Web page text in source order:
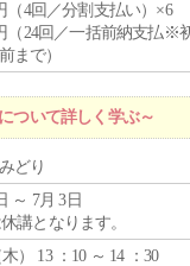
（4回／分割支払い）×6
（24回／一括前納支払※
まで）
ついて詳しく学ぶ～
どり
～ 7月 3日
講となります。
木） 13 ：10 ～ 14 ：30